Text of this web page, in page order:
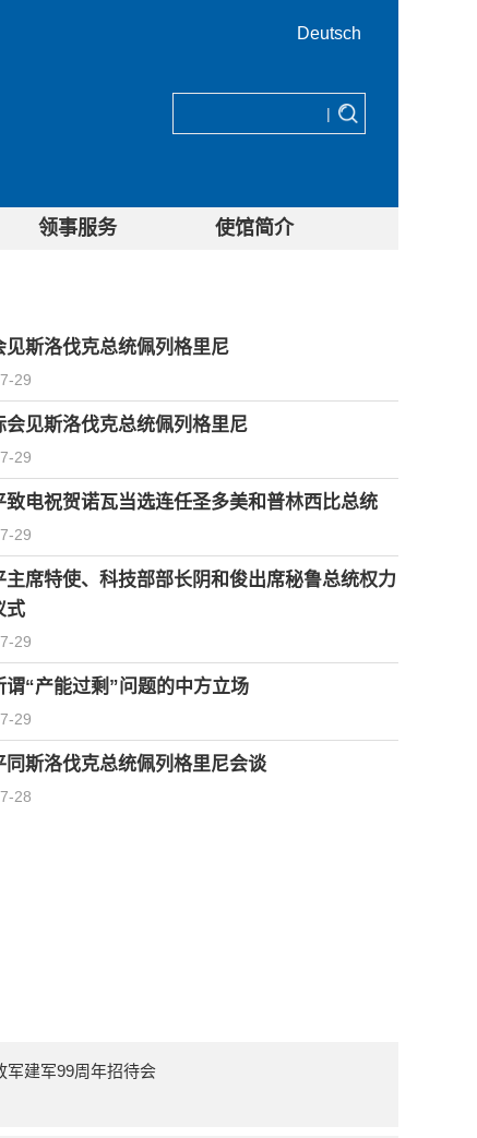
Deutsch
|
领事服务 使馆简介
见斯洛伐克总统佩列格里尼
29
会见斯洛伐克总统佩列格里尼
29
致电祝贺诺瓦当选连任圣多美和普林西比总统
29
主席特使、科技部部长阴和俊出席秘鲁总统权力
式
29
谓“产能过剩”问题的中方立场
29
同斯洛伐克总统佩列格里尼会谈
28
军建军99周年招待会